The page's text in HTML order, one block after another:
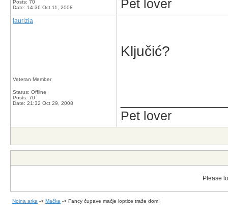
Posts: 70
Date: 14:36 Oct 11, 2008 Pet lover
laurizia
Veteran Member
Status: Offline
Posts: 70
Date: 21:32 Oct 29, 2008
Ključić?
Pet lover
Please
Noina arka -> Mačke -> Fancy čupave mačje loptice traže dom!